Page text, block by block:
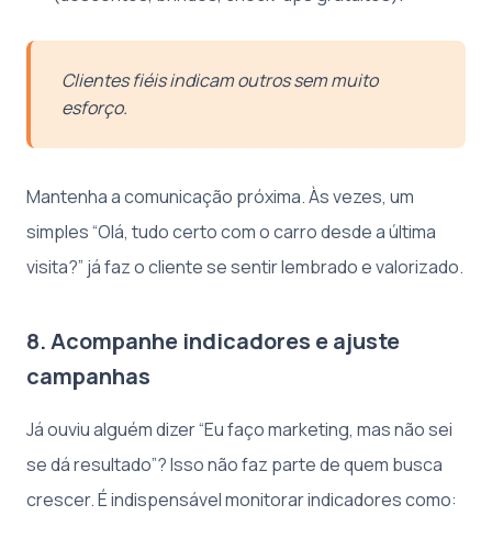
Clientes fiéis indicam outros sem muito
esforço.
Mantenha a comunicação próxima. Às vezes, um
simples “Olá, tudo certo com o carro desde a última
visita?” já faz o cliente se sentir lembrado e valorizado.
8. Acompanhe indicadores e ajuste
campanhas
Já ouviu alguém dizer “Eu faço marketing, mas não sei
se dá resultado”? Isso não faz parte de quem busca
crescer. É indispensável monitorar indicadores como: